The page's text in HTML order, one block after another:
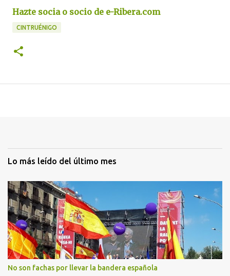
Hazte socia o socio de e-Ribera.com
CINTRUÉNIGO
Lo más leído del último mes
No son fachas por llevar la bandera española